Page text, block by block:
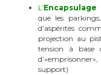
L’Encapsulage
que les
d’aspérités
projection au
tension à base
support)